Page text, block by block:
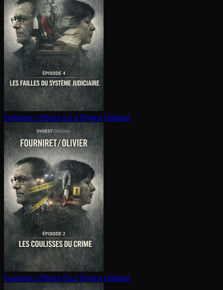
Fourniret / Olivier Ep.4 Dygest Original
Fourniret / Olivier Ep.2 Dygest Original